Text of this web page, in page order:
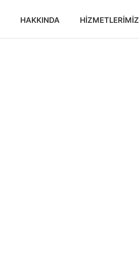
HAKKINDA HIZMETLERIMIZ